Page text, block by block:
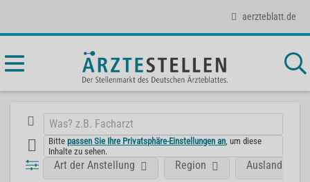
aerzteblatt.de
Bittepassen Sie Ihre Privatsphäre-Einstellungen an , um diese
Inhalte zu sehen.
Art der Anstellung Region Ausland